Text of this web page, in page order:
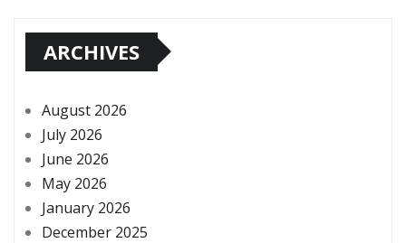
ARCHIVES
August 2026
July 2026
June 2026
May 2026
January 2026
December 2025